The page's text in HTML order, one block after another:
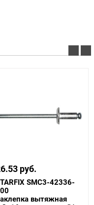
руб.
SMC3-42336-
вытяжная